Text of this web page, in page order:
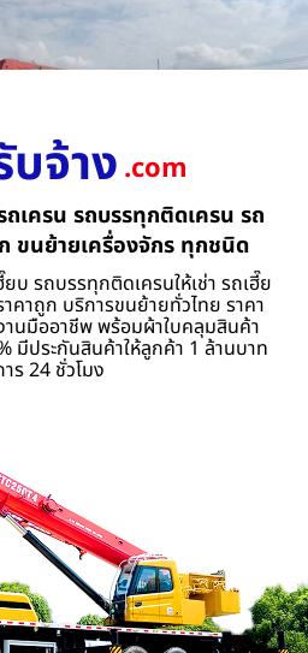
บจ้าง .com
ถเครน รถบรรทุกติดเครน รถ
ขนย้ายเครื่องจักร ทุกชนิด
ยบ รถบรรทุกติดเครนให้เช่า รถเฮี๊ย
คาถูก บริการขนย้ายทั่วไทย ราคา
นมืออาชีพ พร้อมผ้าใบคลุมสินค้า
มีประกันสินค้าให้ลูกค้า 1 ล้านบาท
ร 24 ชั่วโมง